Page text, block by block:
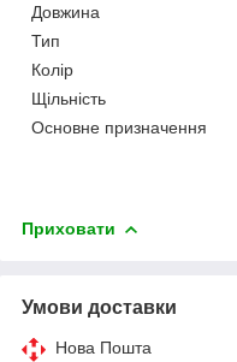
Довжина
Тип
Колір
Щільність
Основне призначення
Приховати
Умови доставки
Нова Пошта